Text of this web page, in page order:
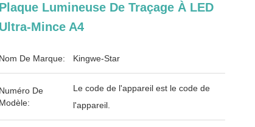
Plaque Lumineuse De Traçage À LED
Ultra-Mince A4
Nom De Marque: Kingwe-Star
Numéro De
Modèle:
Le code de l'appareil est le code de
l'appareil.